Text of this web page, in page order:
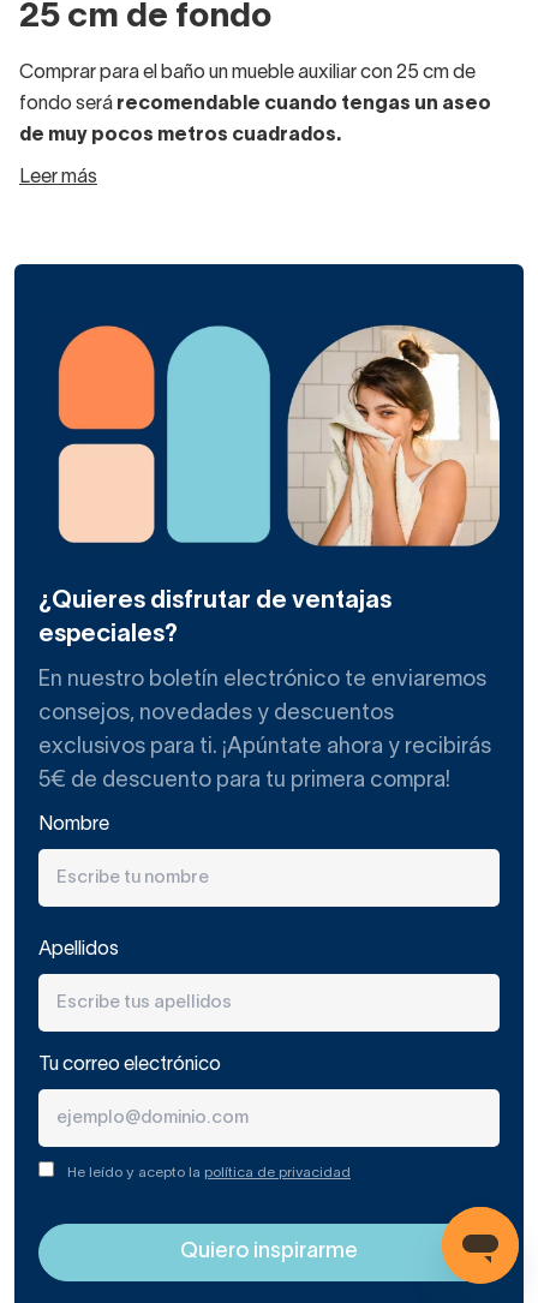
25 cm de fondo
Comprar para el baño un mueble auxiliar con 25 cm de
fondo será recomendable cuando tengas un aseo
de muy pocos metros cuadrados.
A veces, en los aseos de cortesía tenemos solo un lavabo
baño, ¿no te parece un problema?
Para esos casos, muchas marcas diseñan prácticos
muebles de baño auxiliares
de medidas reducidas.
Un mueble de baño auxiliar de 25 cm de fondo te permitirá
un armario donde alojar tus productos y
cosméticos sin abigarrar tu baño pequeño.
hay varios modelos de esta funcional pieza auxiliar de
fondo reducido. Las hay con puertas, sin ellas, de múltiples
Si la estancia es reducida, además de un armario de baño
para colgar, procura que sea de color blanco o de madera
clara. Con una puerta, tu baño parecerá siempre más
ampliar visualmente la estancia.
Utiliza como color dominante el blanco y los acabados
brillantes, pues son los que replican la luz, como un espejo,
por toda la habitación.
Escoge también un espejo grande sin marco y una
correcta iluminación para que el baño no parezca más
Tenemos casi medio centenar decolumnas de baño
auxiliares con fondos de entre 21-25 cm. Un mueble auxiliar
con 25 cm de fondo te puede costar entre 50 y 250
euros.
Todo dependerá de los materiales, prestaciones, diseños
y acabados. Los más caros son los de madera natural de
aspecto rústico, mientras que los de aglomerado actuales
Leer más
¿Quieres disfrutar de ventajas
especiales?
En nuestro boletín electrónico te enviaremos
consejos, novedades y descuentos
exclusivos para ti. ¡Apúntate ahora y recibirás
5€ de descuento para tu primera compra!
Nombre
Apellidos
Tu correo electrónico
He leído y acepto la política de privacidad